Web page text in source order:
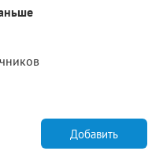
Добавить